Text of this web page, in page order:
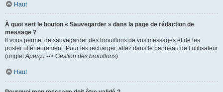
Haut
À quoi sert le bouton « Sauvegarder » dans la page de rédaction de
message ?
Il vous permet de sauvegarder des brouillons de vos messages et de les
poster ultérieurement. Pour les recharger, allez dans le panneau de l’utilisateur
(ongletAperçu --> Gestion des brouillons).
Haut